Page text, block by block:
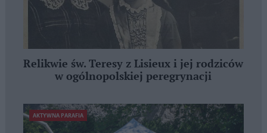
Relikwie św. Teresy z Lisieux i jej rodziców
w ogólnopolskiej peregrynacji
AKTYWNA PARAFIA